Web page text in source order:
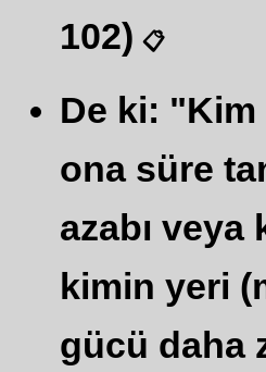
102) 📋
De ki: "Kim
ona süre
azabı veya
kimin yeri
gücü daha